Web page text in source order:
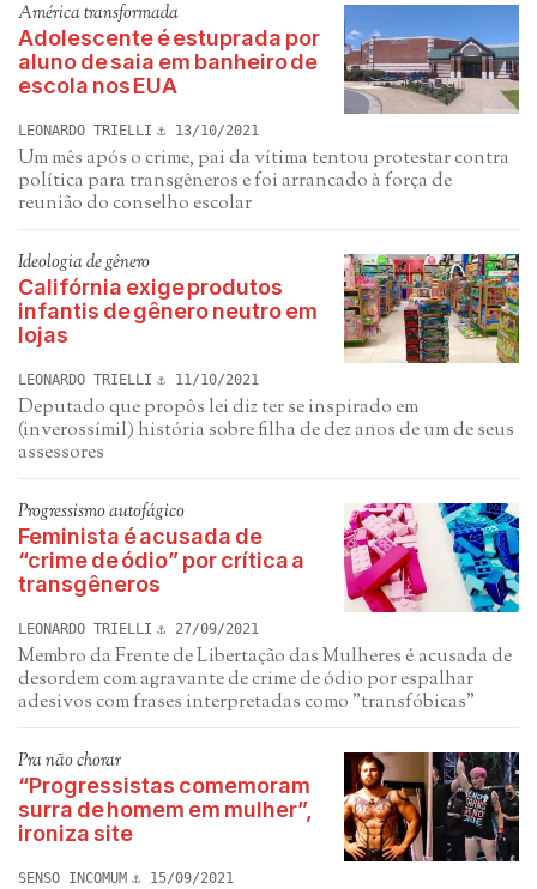
América transformada
Adolescente é estuprada por
aluno de saia em banheiro de
escola nos EUA
LEONARDO TRIELLI 13/10/2021
Um mês após o crime, pai da vítima tentou protestar contra
política para transgêneros e foi arrancado à força de
reunião do conselho escolar
Ideologia de gênero
Califórnia exige produtos
infantis de gênero neutro em
lojas
LEONARDO TRIELLI 11/10/2021
Deputado que propôs lei diz ter se inspirado em
(inverossímil) história sobre filha de dez anos de um de seus
assessores
Progressismo autofágico
Feminista é acusada de
“crime de ódio” por crítica a
transgêneros
LEONARDO TRIELLI 27/09/2021
Membro da Frente de Libertação das Mulheres é acusada de
desordem com agravante de crime de ódio por espalhar
adesivos com frases interpretadas como "transfóbicas"
Pra não chorar
“Progressistas comemoram
surra de homem em mulher”,
ironiza site
SENSO INCOMUM 15/09/2021